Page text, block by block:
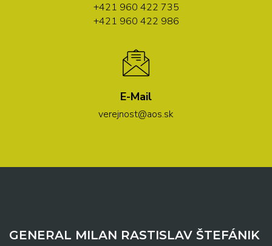
+421 960 422 735
+421 960 422 986
E-Mail
verejnost@aos.sk
GENERAL MILAN RASTISLAV ŠTEFÁNIK